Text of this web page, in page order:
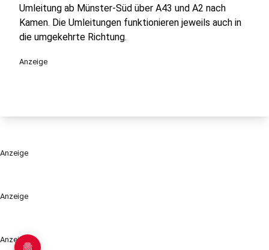
Anzeige
Anzeige
Umleitung ab Münster-Süd über A43 und A2 nach
Kamen. Die Umleitungen funktionieren jeweils auch in
die umgekehrte Richtung.
Anzeige
Anzeige